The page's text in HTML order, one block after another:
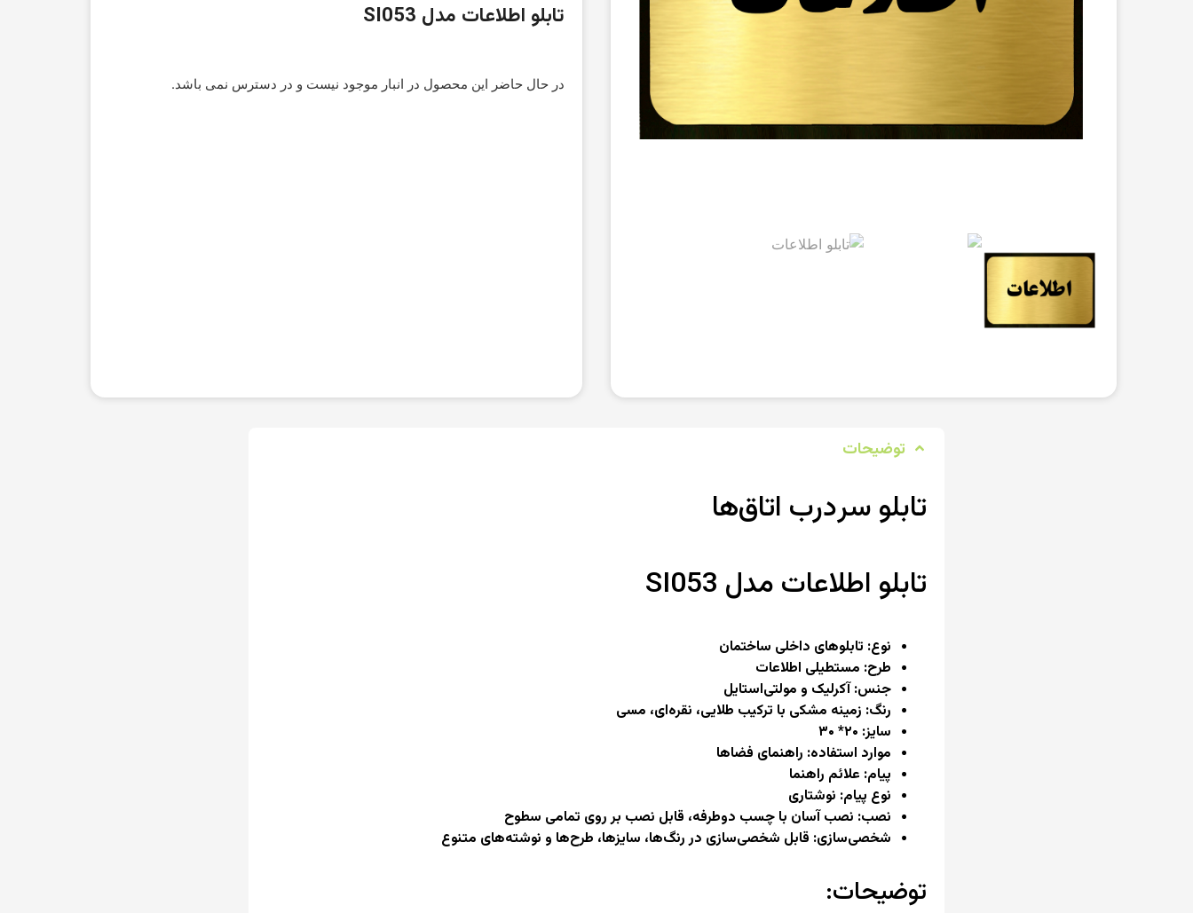
تابلو اطلاعات مدل SI053
در حال حاضر این محصول در انبار موجود نیست و در دسترس نمی باشد.
توضیحات
تابلو سر‌درب اتاق‌ها
تابلو اطلاعات مدل SI053
نوع: تابلوهای داخلی ساختمان
طرح: مستطیلی اطلاعات
جنس: آکرلیک و مولتی‌استایل
رنگ: زمینه مشکی با ترکیب طلایی، نقره‌ای، مسی
سایز: ۲۰* ۳۰
موارد استفاده: راهنمای فضاها
پیام: علائم راهنما
نوع پیام: نوشتاری
نصب: نصب آسان با چسب دو‌طرفه، قابل نصب بر روی تمامی سطوح
شخصی‌سازی: قابل شخصی‌سازی در رنگ‌ها، سایزها، طرح‌ها و نوشته‌های متنوع
توضیحات: